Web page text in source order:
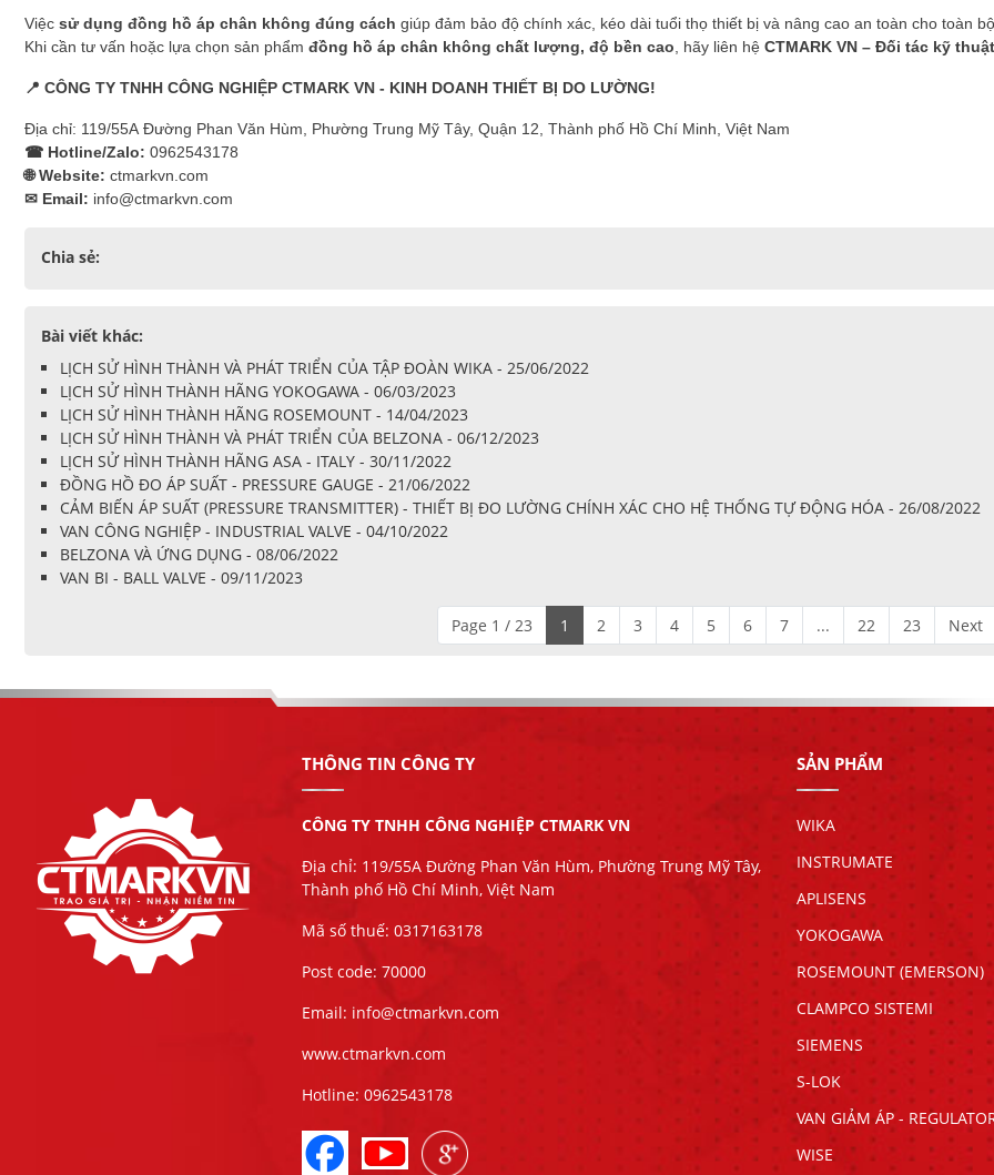
Việc sử dụng đồng hồ áp chân không đúng cách giúp đảm bảo độ chính xác, kéo dài tuổi thọ thiết bị và nâng cao an toàn cho toàn
Khi cần tư vấn hoặc lựa chọn sản phẩm đồng hồ áp chân không chất lượng, độ bền cao , hãy liên hệ CTMARK VN – Đối tác kỹ
📍 CÔNG TY TNHH CÔNG NGHIỆP CTMARK VN - KINH DOANH THIẾT BỊ DO LƯỜNG!
Địa chỉ: 119/55A Đường Phan Văn Hùm, Phường Trung Mỹ Tây, Quận 12, Thành phố Hồ Chí Minh, Việt Nam
☎ Hotline/Zalo: 0962543178
🌐 Website: ctmarkvn.com
✉ Email: info@ctmarkvn.com
Chia sẻ:
Bài viết khác:
LỊCH SỬ HÌNH THÀNH VÀ PHÁT TRIỂN CỦA TẬP ĐOÀN WIKA - 25/06/2022
LỊCH SỬ HÌNH THÀNH HÃNG YOKOGAWA - 06/03/2023
LỊCH SỬ HÌNH THÀNH HÃNG ROSEMOUNT - 14/04/2023
LỊCH SỬ HÌNH THÀNH VÀ PHÁT TRIỂN CỦA BELZONA - 06/12/2023
LỊCH SỬ HÌNH THÀNH HÃNG ASA - ITALY - 30/11/2022
ĐỒNG HỒ ĐO ÁP SUẤT - PRESSURE GAUGE - 21/06/2022
CẢM BIẾN ÁP SUẤT (PRESSURE TRANSMITTER) - THIẾT BỊ ĐO LƯỜNG CHÍNH XÁC CHO HỆ THỐNG TỰ ĐỘNG HÓA - 26/08/2022
VAN CÔNG NGHIỆP - INDUSTRIAL VALVE - 04/10/2022
BELZONA VÀ ỨNG DỤNG - 08/06/2022
VAN BI - BALL VALVE - 09/11/2023
Page 1 / 23 1 2 3 4 5 6 7 ... 22 23 Next
THÔNG TIN CÔNG TY
CÔNG TY TNHH CÔNG NGHIỆP CTMARK VN
Địa chỉ: 119/55A Đường Phan Văn Hùm, Phường Trung Mỹ Tây,
Thành phố Hồ Chí Minh, Việt Nam
Mã số thuế: 0317163178
Post code: 70000
Email: info@ctmarkvn.com
www.ctmarkvn.com
Hotline: 0962543178
SẢN PHẨM
WIKA
INSTRUMATE
APLISENS
YOKOGAWA
ROSEMOUNT (EMERSON)
CLAMPCO SISTEMI
SIEMENS
S-LOK
VAN GIẢM ÁP -
WISE